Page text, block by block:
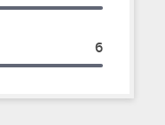
Anderlecht:
6